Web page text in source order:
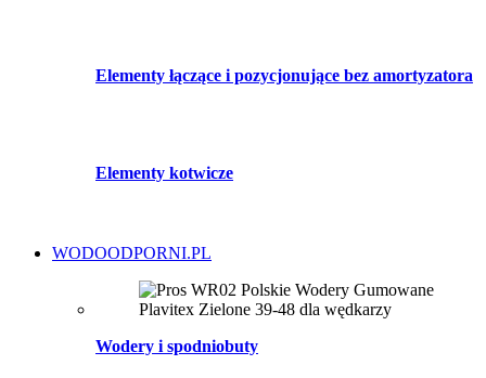
Elementy łączące i pozycjonujące bez amortyzatora
Elementy kotwicze
WODOODPORNI.PL
Wodery i spodniobuty